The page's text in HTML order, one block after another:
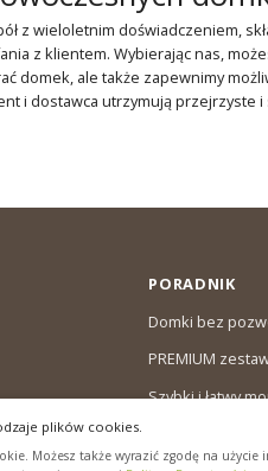
z wieloletnim doświadczeniem,
z klientem. Wybierając nas,
domek, ale także zapewnimy
i dostawca utrzymują przejrzyste
PORADNIK
Domki bez
PREMIUM
Szybki i łatwy
plików cookies.
Możesz także wyrazić zgodę na użycie